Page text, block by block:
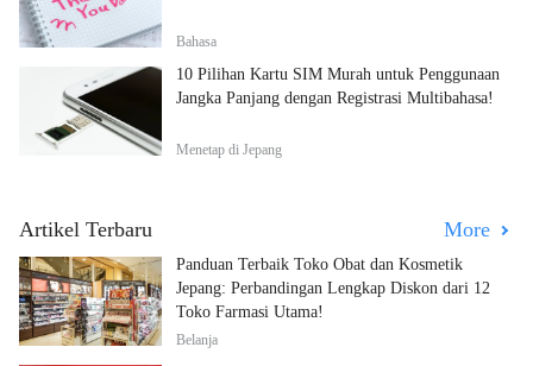
Bahasa
10 Pilihan Kartu SIM Murah untuk Penggunaan
Jangka Panjang dengan Registrasi Multibahasa!
Menetap di Jepang
Artikel Terbaru More
Panduan Terbaik Toko Obat dan Kosmetik
Jepang: Perbandingan Lengkap Diskon dari 12
Toko Farmasi Utama!
Belanja